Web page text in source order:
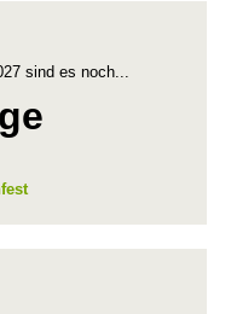
sind es noch...